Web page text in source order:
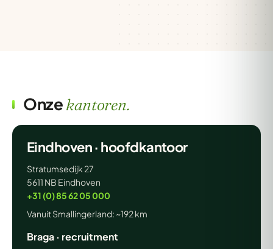
Onzekantoren.
Eindhoven · hoofdkantoor
Stratumsedijk 27
5611 NB Eindhoven
+31 (0) 85 62 05 000
Vanuit Smallingerland: ~192 km
Braga · recruitment